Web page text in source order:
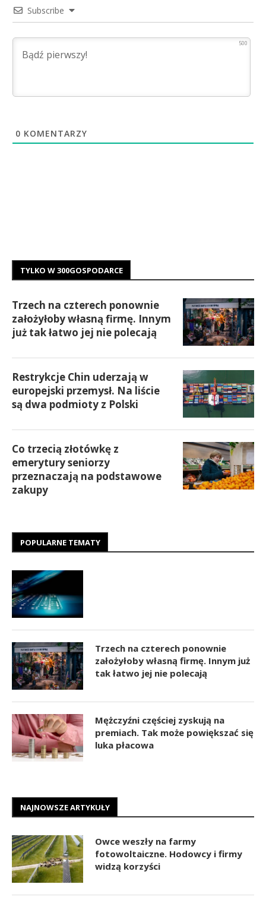
Subscribe
500
0 KOMENTARZY
TYLKO W 300GOSPODARCE
Trzech na czterech ponownie
założyłoby własną firmę. Innym
już tak łatwo jej nie polecają
Restrykcje Chin uderzają w
europejski przemysł. Na liście
są dwa podmioty z Polski
Co trzecią złotówkę z
emerytury seniorzy
przeznaczają na podstawowe
zakupy
POPULARNE TEMATY
Trzech na czterech ponownie
założyłoby własną firmę. Innym już
tak łatwo jej nie polecają
Mężczyźni częściej zyskują na
premiach. Tak może powiększać się
luka płacowa
NAJNOWSZE ARTYKUŁY
Owce weszły na farmy
fotowoltaiczne. Hodowcy i firmy
widzą korzyści